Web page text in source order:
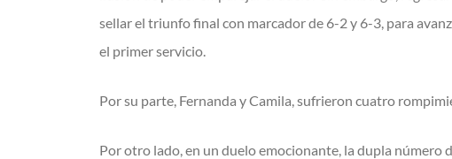
sellar el triunfo final con marcador de 6-2 y 6-3, para
el primer servicio.
Por su parte, Fernanda y Camila, sufrieron cuatro
Por otro lado, en un duelo emocionante, la dupla